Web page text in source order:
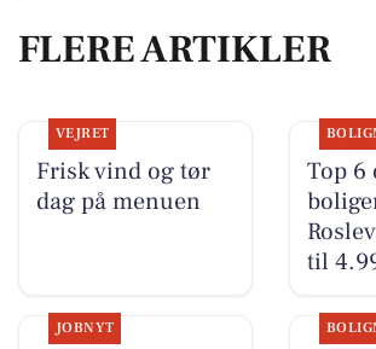
FLERE ARTIKLER
VEJRET
Frisk vind og tør
dag på menuen
Top 6
til
JOBNYT